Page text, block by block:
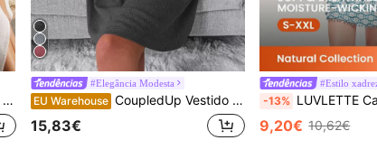
#Elegância Modesta
EU Warehouse CoupledUp Vestido de noite com ombros caídos e meio abotoamento, vestido de noite Moo Moo
15,83€
#Estilo
-13% LUVLETTE Camisola de Algodão Macio Azul com Borlas, Decote em V e
9,20€ 10,62€